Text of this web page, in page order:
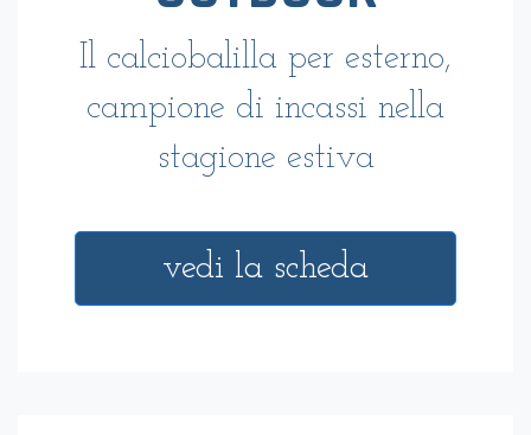
Il calciobalilla per esterno,
campione di incassi nella
stagione estiva
vedi la scheda